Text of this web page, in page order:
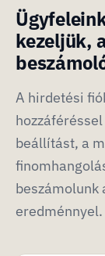
kezeljük,
A hirdetési
beállítást, a
eredménnyel.